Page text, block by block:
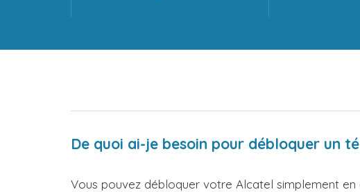
De quoi ai-je besoin pour débloquer un
Vous pouvez débloquer votre Alcatel simplement